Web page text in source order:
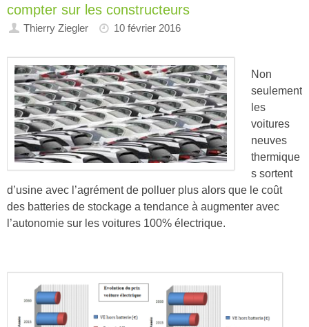
compter sur les constructeurs
Thierry Ziegler 10 février 2016
Non
seulement
les
voitures
neuves
thermique
s sortent
d’usine avec l’agrément de polluer plus alors que le coût
des batteries de stockage a tendance à augmenter avec
l’autonomie sur les voitures 100% électrique.